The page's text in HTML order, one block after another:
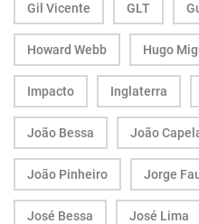
Gil Vicente GLT
Howard Webb Hugo
Impacto Inglaterra
João Bessa João
João Pinheiro Jorge
José Bessa José Lima